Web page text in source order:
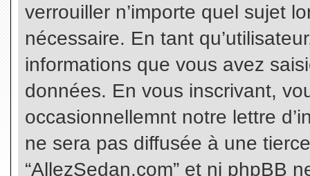
verrouiller n’importe quel sujet
nécessaire. En tant
informations que vous avez
données. En vous inscrivant,
occasionnellemnt notre lettre
ne sera pas diffusée à une
“AllezSedan.com” et ni phpBB